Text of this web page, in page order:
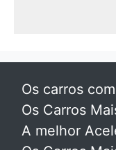
Os carros
Os Carros
A melhor